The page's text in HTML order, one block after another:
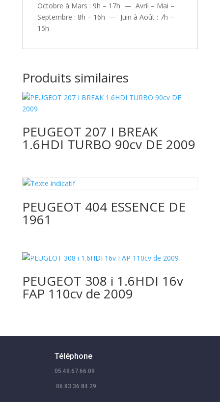
Octobre à Mars : 9h – 17h — Avril – Mai –
Septembre : 8h – 16h — Juin à Août : 7h –
15h
Produits similaires
PEUGEOT 207 I BREAK
1.6HDI TURBO 90cv DE 2009
PEUGEOT 404 ESSENCE DE
1961
PEUGEOT 308 i 1.6HDI 16v
FAP 110cv de 2009
Téléphone
05.49.67.66.09
06.83.36.84.29